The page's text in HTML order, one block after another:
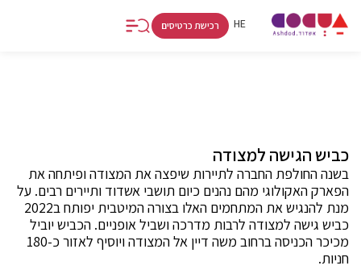
HE
RU
רכישת כרטיסים
כביש הגישה למצודה
בשנה החולפת החברה לתיירות שיפצה את המצודה ופיתחה את
הפארק האקולוגי מהם נהנים כיום תושבי אשדוד ותיירים רבים. על
מנת להנגיש את המתחמים האלו בצורה המיטבית יפותח ב2022
כביש גישה למצודה לרבות מדרכה ושביל אופניים. הכביש יוביל
מכיכר הכניסה ברחוב משה דיין אל המצודה ויוסיף לאזור כ-180
חניות.